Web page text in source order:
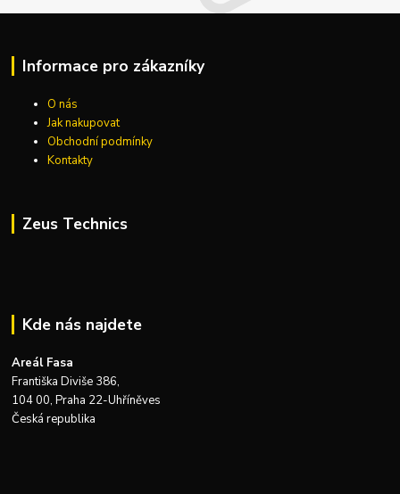
Informace pro zákazníky
O nás
Jak nakupovat
Obchodní podmínky
Kontakty
Zeus Technics
Kde nás najdete
Areál Fasa
Františka Diviše 386,
104 00, Praha 22-Uhříněves
Česká republika